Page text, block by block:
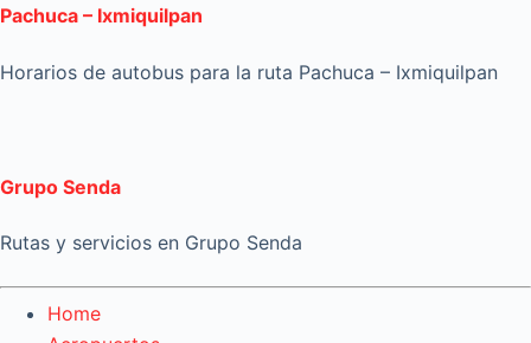
Pachuca – Ixmiquilpan
Horarios de autobus para la ruta Pachuca – Ixmiquilpan
Grupo Senda
Rutas y servicios en Grupo Senda
Home